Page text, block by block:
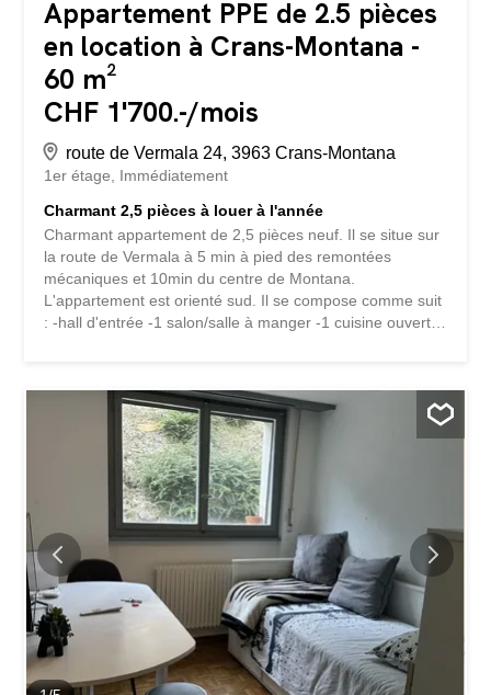
Appartement PPE de 2.5 pièces
en location à Crans-Montana -
60 m²
CHF 1'700.-/mois
route de Vermala 24, 3963 Crans-Montana
1er étage
Immédiatement
Charmant 2,5 pièces à louer à l'année
Charmant appartement de 2,5 pièces neuf. Il se situe sur
la route de Vermala à 5 min à pied des remontées
mécaniques et 10min du centre de Montana.
L'appartement est orienté sud. Il se compose comme suit
: -hall d'entrée -1 salon/salle à manger -1 cuisine ouverte
cave -1 local ski/vélo -possibilité de louer une place
extérieur pour 80.-ch par mois.